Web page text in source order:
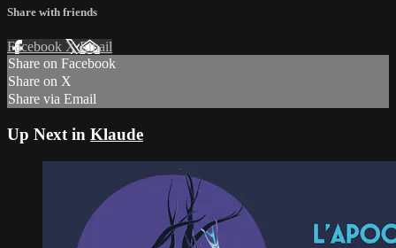
Share with friends
Facebook XEmail
Share on Facebook
Share on X
Share via Email
Up Next in Klaude